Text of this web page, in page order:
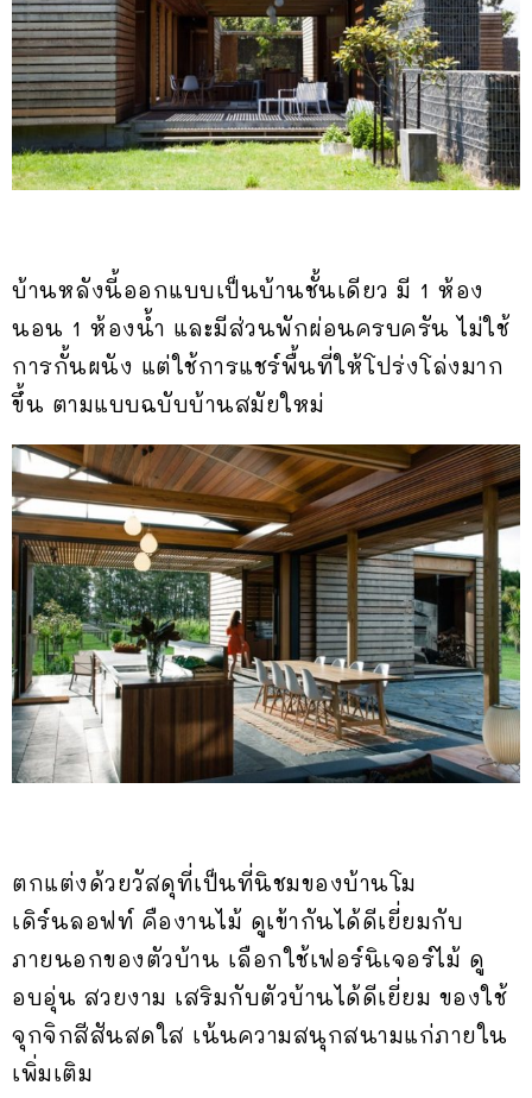
บ้านหลังนี้ออกแบบเป็นบ้านชั้นเดียว มี 1 ห้อง
นอน 1 ห้องน้ำ และมีส่วนพักผ่อนครบครัน ไม่ใช้
การกั้นผนัง แต่ใช้การแชร์พื้นที่ให้โปร่งโล่งมาก
ขึ้น ตามแบบฉบับบ้านสมัยใหม่
ตกแต่งด้วยวัสดุที่เป็นที่นิชมของบ้านโม
เดิร์นลอฟท์ คืองานไม้ ดูเข้ากันได้ดีเยี่ยมกับ
ภายนอกของตัวบ้าน เลือกใช้เฟอร์นิเจอร์ไม้ ดู
อบอุ่น สวยงาม เสริมกับตัวบ้านได้ดีเยี่ยม ของใช้
จุกจิกสีสันสดใส เน้นความสนุกสนามแก่ภายใน
เพิ่มเติม